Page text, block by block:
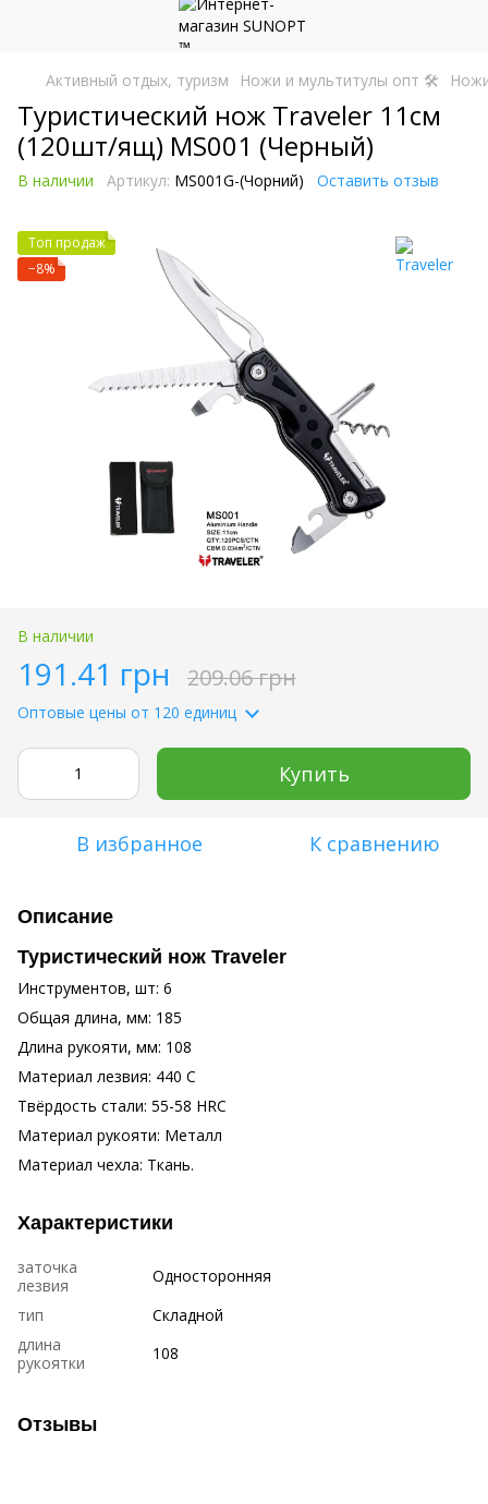
Активный отдых, туризм Ножи и мультитулы опт 🛠
Туристический нож Traveler 11см
(120шт/ящ) MS001 (Черный)
В наличии Артикул: MS001G-(Чорний) Оставить отзыв
Топ продаж
−8%
В наличии
191.41 грн 209.06 грн
Оптовые цены от 120 единиц
Купить
В избранное К сравнению
Описание
Туристический нож Traveler
Инструментов, шт: 6
Общая длина, мм: 185
Длина рукояти, мм: 108
Материал лезвия: 440 C
Твёрдость стали: 55-58 HRC
Материал рукояти: Металл
Материал чехла: Ткань.
Характеристики
заточка
лезвия
Односторонняя
тип
Складной
длина
рукоятки
108
Отзывы